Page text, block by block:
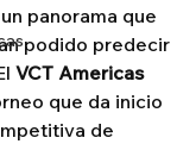
panorama que
podido predecir
VCT Americas
que da inicio
de